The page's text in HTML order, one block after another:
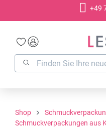
+49
Shop
Schmuckverpackungen aus